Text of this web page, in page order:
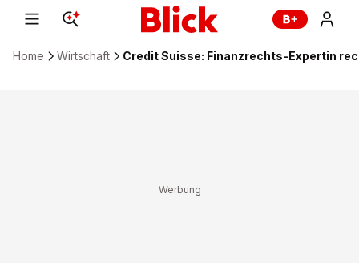
Home Wirtschaft Credit Suisse: Finanzrechts-Expertin